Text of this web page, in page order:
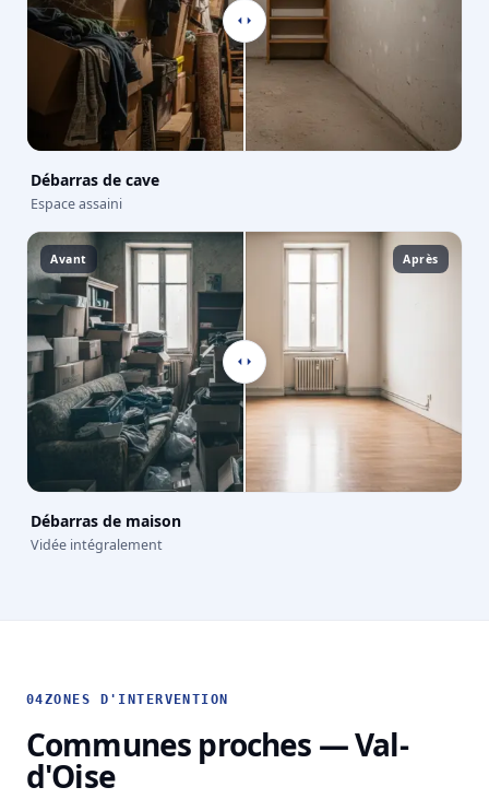
Débarras de cave
Espace assaini
Avant Après
Débarras de maison
Vidée intégralement
04ZONES D'INTERVENTION
Communes proches — Val-
d'Oise